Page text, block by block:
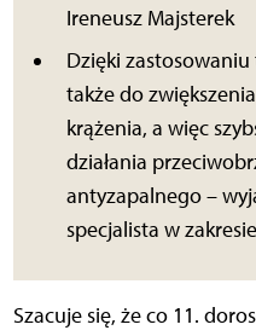
Ireneusz Majsterek
Dzięki
także do
krążenia, a więc
działania
antyzapalnego –
specjalista w
Szacuje się, że co 11.